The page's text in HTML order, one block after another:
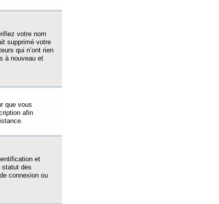
votre nom
supprimé votre
qui n’ont rien
à nouveau et
que vous
afin
et
statut des
connexion ou